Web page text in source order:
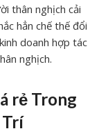
thân nghịch cải
hẳn chế thế đổi
doanh hợp tác
nghịch.
rẻ Trong
Trí